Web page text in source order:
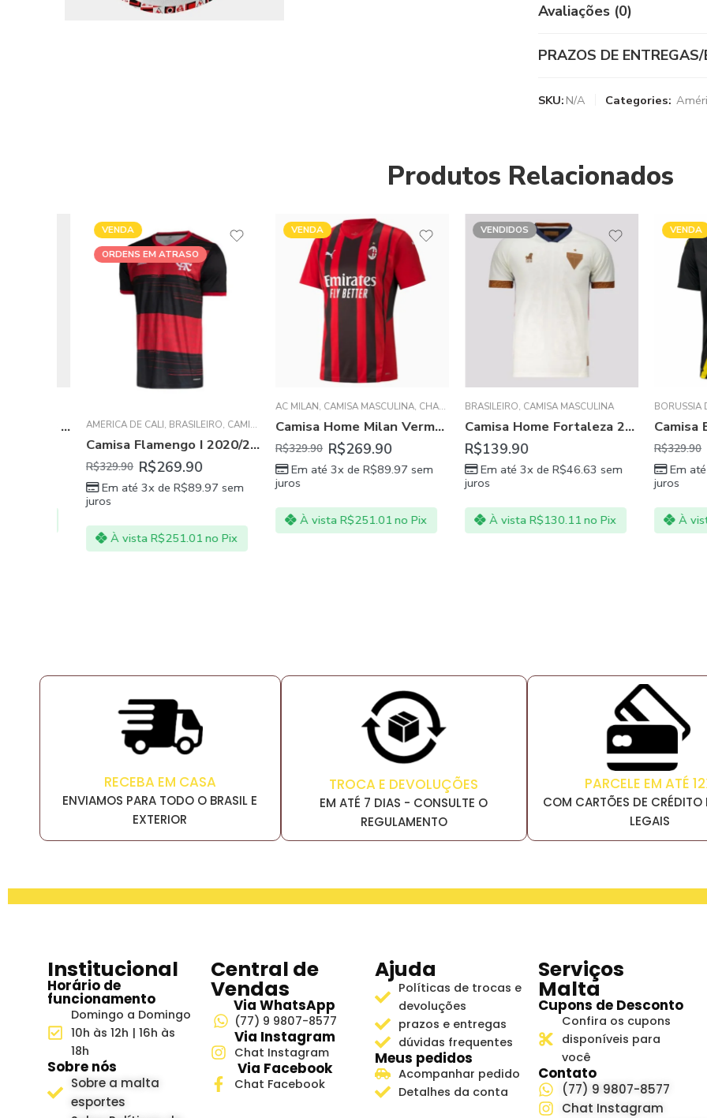
Avaliações (0)
PRAZOS DE
SKU: N/A Categories:
Produtos Relacionados
VENDA
ORDENS EM ATRASO
AMÉRICA DE CALI ,BRASILEIRO,CAMISA MASCULINA ,CSKA MOSCOW,FLAMENGO,GRANADA CF,MACCABI HAIFA,MACCABI TEL AVIV ,PRESTON
Camisa Flamengo I 2020/21 Masculina – Preto e Vermelho
329.90 R$ 269.90
Em até 3x deR$89.97sem
juros
À vistaR$251.01no Pix
VENDA
AC MILAN,CAMISA MASCULINA,CHAMPIONS LEAGUE ,SÉRIE A ITALIANO
Camisa Home Milan Vermelha com Preto 21/22
R$ 329.90 R$ 269.90
Em até 3x deR$89.97sem
juros
À vistaR$251.01no Pix
VENDIDOS
BRASILEIRO,CAMISA MASCULINA
Camisa Home Fortaleza 2021 – Branco
139.90
Em até 3x deR$46.63sem
juros
À vistaR$130.11no Pix
VENDA
BORUSSIA
329.90 R$
Em até
juros
À vista
RECEBA EM CASA
ENVIAMOS PARA TODO O BRASIL E
EXTERIOR
TROCA E DEVOLUÇÕES
EM ATÉ 7 DIAS - CONSULTE O
REGULAMENTO
PARCELE EM ATÉ
COM CARTÕES DE CRÉDITO
LEGAIS
Institucional
Horário de
funcionamento
Domingo a Domingo
10h às 12h | 16h às
18h
Sobre nós
Sobre a malta
esportes
Central de
Vendas
Via WhatsApp
(77) 9 9807-8577
Via Instagram
Chat Instagram
Via Facebook
Chat Facebook
Ajuda
Políticas de trocas e
devoluções
prazos e entregas
dúvidas frequentes
Meus pedidos
Acompanhar pedido
Detalhes da conta
Serviços
Malta
Cupons de Desconto
Confira os cupons
disponíveis para
você
Contato
(77) 9 9807-8577
Chat Instagram